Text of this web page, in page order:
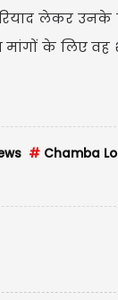
लेकर उनके
मांगों के लिए
# Chamba